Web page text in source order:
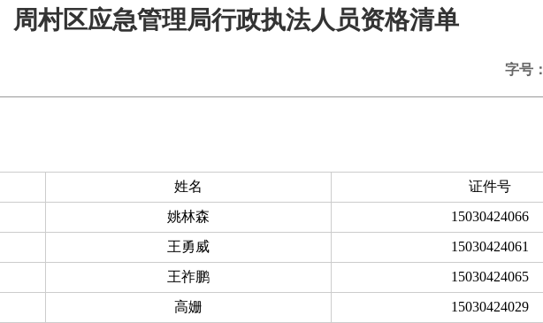
周村区应急管理局行政执法人员资格清单
字号：
姓名
证件号
姚林森
15030424066
王勇威
15030424061
王祚鹏
15030424065
高姗
15030424029